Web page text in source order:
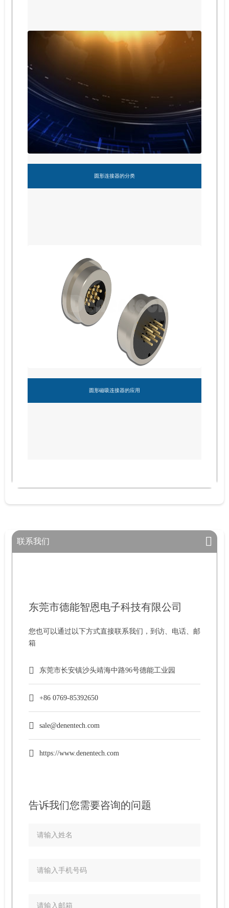
圆形连接器的分类
圆形磁吸连接器的应用
联系我们
告诉我们您需要咨询的问题
东莞市德能智恩电子科技有限公司
您也可以通过以下方式直接联系我们，到访、电话、邮
箱
东莞市长安镇沙头靖海中路96号德能工业园
+86 0769-85392650
sale@denentech.com
https://www.denentech.com